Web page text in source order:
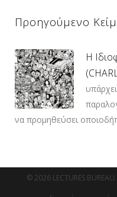
Προηγούμενο
Η
να προμηθεύσει
© 2026 LECTURES